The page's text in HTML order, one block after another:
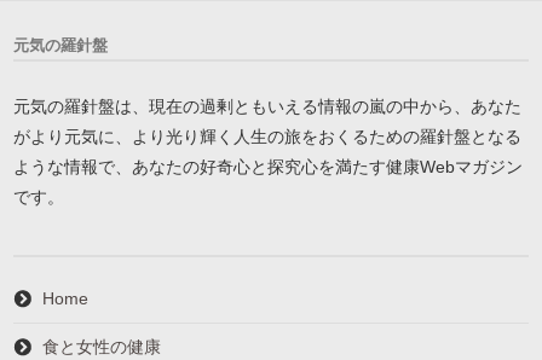
元気の羅針盤
元気の羅針盤は、現在の過剰ともいえる情報の嵐の中から、あなた
がより元気に、より光り輝く人生の旅をおくるための羅針盤となる
ような情報で、あなたの好奇心と探究心を満たす健康Webマガジン
です。
Home
食と女性の健康